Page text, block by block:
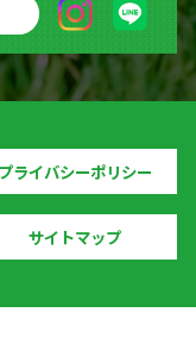
プライバシーポリシー
サイトマップ